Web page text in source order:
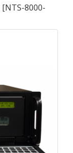
[NTS-8000-